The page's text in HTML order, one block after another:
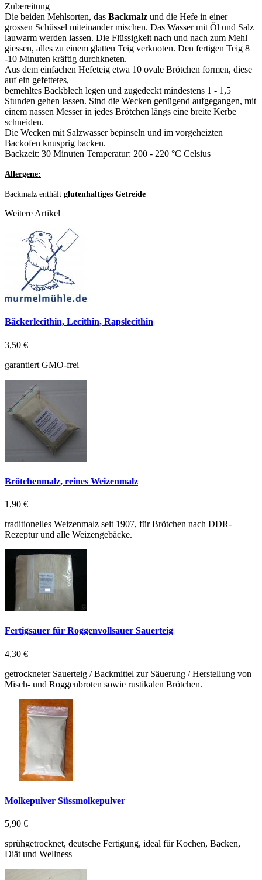
Zubereitung
Die beiden Mehlsorten, das Backmalz und die Hefe in einer
grossen Schüssel miteinander mischen. Das Wasser mit Öl und Salz
lauwarm werden lassen. Die Flüssigkeit nach und nach zum Mehl
giessen, alles zu einem glatten Teig verknoten. Den fertigen Teig 8
-10 Minuten kräftig durchkneten.
Aus dem einfachen Hefeteig etwa 10 ovale Brötchen formen, diese
auf ein gefettetes,
bemehltes Backblech legen und zugedeckt mindestens 1 - 1,5
Stunden gehen lassen. Sind die Wecken genügend aufgegangen, mit
einem nassen Messer in jedes Brötchen längs eine breite Kerbe
schneiden.
Die Wecken mit Salzwasser bepinseln und im vorgeheizten
Backofen knusprig backen.
Backzeit: 30 Minuten Temperatur: 200 - 220 °C Celsius
Allergene:
Backmalz enthält glutenhaltiges Getreide
Weitere Artikel
Bäckerlecithin, Lecithin, Rapslecithin
3,50 €
garantiert GMO-frei
Brötchenmalz, reines Weizenmalz
1,90 €
traditionelles Weizenmalz seit 1907, für Brötchen nach DDR-
Rezeptur und alle Weizengebäcke.
Fertigsauer für Roggenvollsauer Sauerteig
4,30 €
getrockneter Sauerteig / Backmittel zur Säuerung / Herstellung von
Misch- und Roggenbroten sowie rustikalen Brötchen.
Molkepulver Süssmolkepulver
5,90 €
sprühgetrocknet, deutsche Fertigung, ideal für Kochen, Backen,
Diät und Wellness